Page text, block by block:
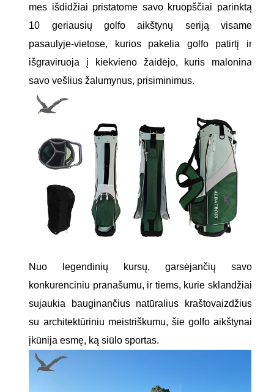
mes išdidžiai pristatome savo kruopščiai parinktą
10 geriausių golfo aikštynų seriją visame
pasaulyje-vietose, kurios pakelia golfo patirtį ir
išgraviruoja į kiekvieno žaidėjo, kuris malonina
savo vešlius žalumynus, prisiminimus.
Nuo legendinių kursų, garsėjančių savo
konkurenciniu pranašumu, ir tiems, kurie sklandžiai
sujaukia bauginančius natūralius kraštovaizdžius
su architektūriniu meistriškumu, šie golfo aikštynai
įkūnija esmę, ką siūlo sportas.